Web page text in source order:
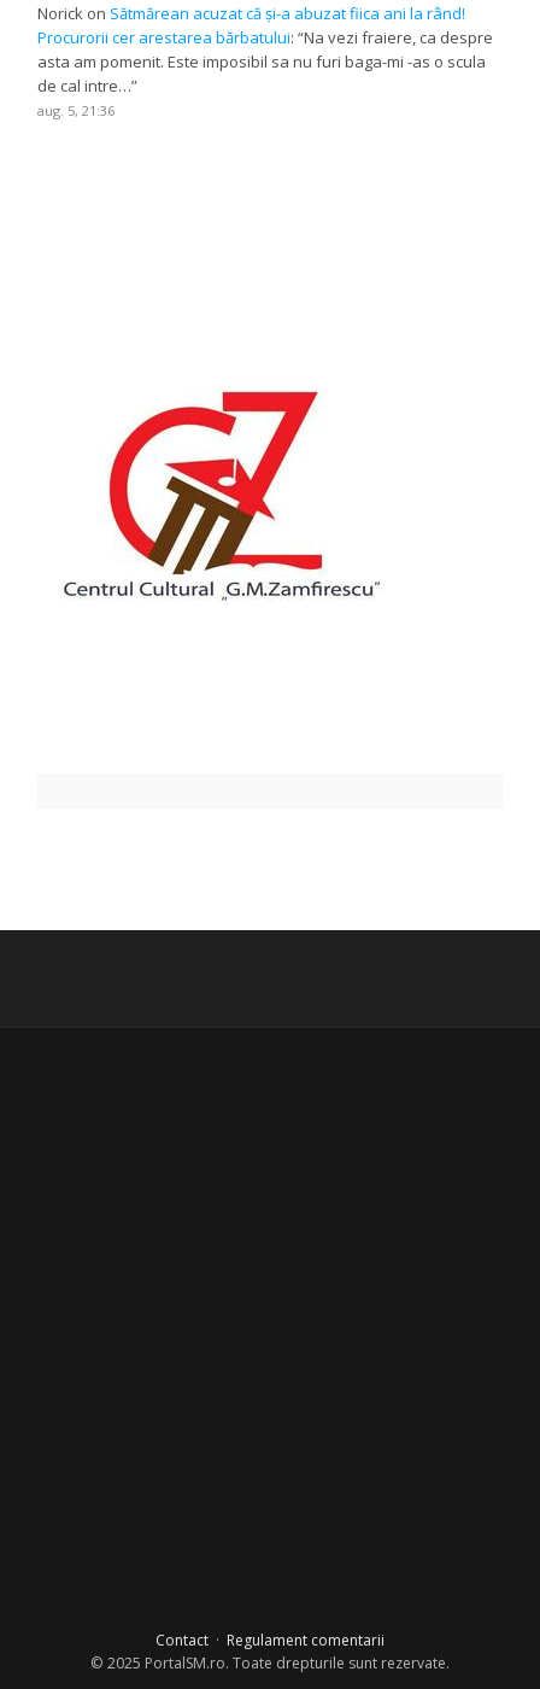
Norick on Sătmărean acuzat că și-a abuzat fiica ani la rând!
Procurorii cer arestarea bărbatului: “Na vezi fraiere, ca despre
asta am pomenit. Este imposibil sa nu furi baga-mi -as o scula
de cal intre…”
aug. 5, 21:36
Contact· Regulament comentarii
© 2025 PortalSM.ro. Toate drepturile sunt rezervate.